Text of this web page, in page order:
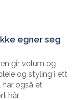
egner seg
gir volum og
og styling i ett
også et
hår.